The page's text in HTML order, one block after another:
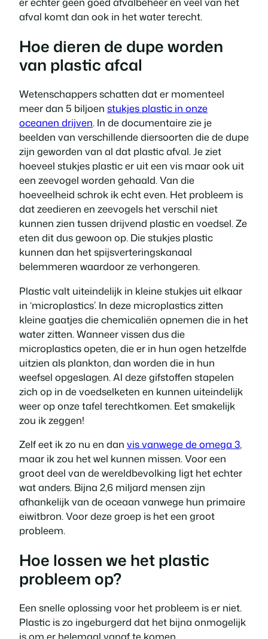
afval komt dan ook in het water terecht.
Hoe dieren de dupe worden
van plastic afcal
Wetenschappers schatten dat er momenteel
meer dan 5 biljoen stukjes plastic in onze
oceanen drijven. In de documentaire zie je
beelden van verschillende diersoorten die de dupe
zijn geworden van al dat plastic afval. Je ziet
hoeveel stukjes plastic er uit een vis maar ook uit
een zeevogel worden gehaald. Van die
hoeveelheid schrok ik echt even. Het probleem is
dat zeedieren en zeevogels het verschil niet
kunnen zien tussen drijvend plastic en voedsel. Ze
eten dit dus gewoon op. Die stukjes plastic
kunnen dan het spijsverteringskanaal
belemmeren waardoor ze verhongeren.
Plastic valt uiteindelijk in kleine stukjes uit elkaar
in ‘microplastics’. In deze microplastics zitten
kleine gaatjes die chemicaliën opnemen die in het
water zitten. Wanneer vissen dus die
microplastics opeten, die er in hun ogen hetzelfde
uitzien als plankton, dan worden die in hun
weefsel opgeslagen. Al deze gifstoffen stapelen
zich op in de voedselketen en kunnen uiteindelijk
weer op onze tafel terechtkomen. Eet smakelijk
zou ik zeggen!
Zelf eet ik zo nu en dan vis vanwege de omega 3,
maar ik zou het wel kunnen missen. Voor een
groot deel van de wereldbevolking ligt het echter
wat anders. Bijna 2,6 miljard mensen zijn
afhankelijk van de oceaan vanwege hun primaire
eiwitbron. Voor deze groep is het een groot
probleem.
Hoe lossenwe hetplastic
probleem op?
Een snelle oplossing voor het probleem is er niet.
Plastic is zo ingeburgerd dat het bijna onmogelijk